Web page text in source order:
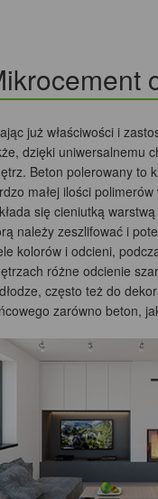
już właściwości i
dzięki uniwersalnemu
Beton polerowany to
małej ilości
się cieniutką
należy zeszlifować i
kolorów i odcieni,
różne odcienie
często też do
zarówno beton,